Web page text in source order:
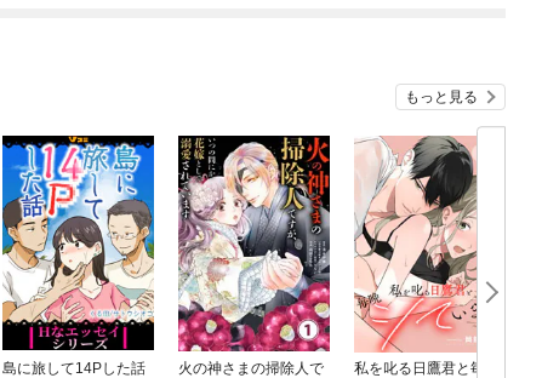
もっと見る
島に旅して14Pした話
火の神さまの掃除人で
私を叱る日鷹君と毎晩